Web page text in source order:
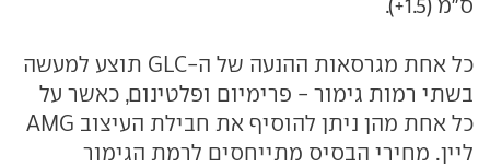
כל אחת מגרסאות ההנעה של ה-GLC תוצע למעשה
בשתי רמות גימור - פרימיום ופלטינום, כאשר על
כל אחת מהן ניתן להוסיף את חבילת העיצוב AMG
ליין. מחירי הבסיס מתייחסים לרמת הגימור